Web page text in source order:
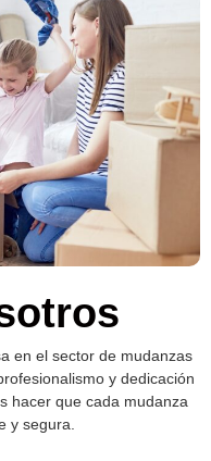
en el sector de mudanzas
y dedicación
hacer que cada mudanza
y segura.